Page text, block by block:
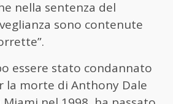
nella sentenza del
sono contenute
essere stato condannato
la morte di Anthony Dale